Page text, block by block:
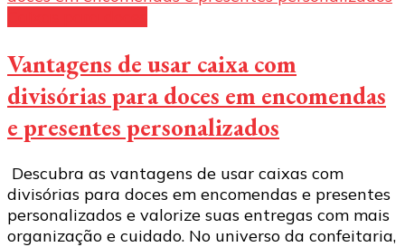
Vantagens de usar caixa com
divisórias para doces em encomendas
e presentes personalizados
Descubra as vantagens de usar caixas com
divisórias para doces em encomendas e presentes
personalizados e valorize suas entregas com mais
organização e cuidado. No universo da confeitaria,